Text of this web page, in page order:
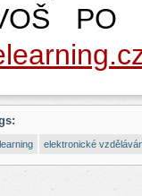
PO
elektronické